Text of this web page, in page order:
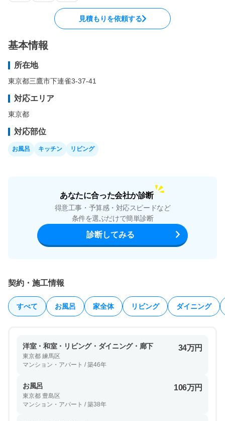
見積もりを依頼する
基本情報
所在地
東京都三鷹市下連雀3-37-41
対応エリア
東京都
対応部位
お風呂 キッチン リビング
あなたに合った会社か診断
得意工事・予算感・対応スピードなど
条件を選ぶだけで簡単診断
診断してみる
契約・施工情報
すべて お風呂 家全体 リビング ダイニング
洋室・和室・リビング・ダイニング・廊下
東京都 練馬区
マンション・アパート / 築46年
34万円
お風呂
東京都 豊島区
マンション・アパート / 築38年
106万円